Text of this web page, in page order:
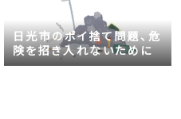
日光市のポイ捨て問題、危
険を招き入れないために